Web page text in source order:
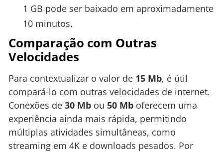
1 GB pode ser baixado em aproximadamente
10 minutos.
Comparação com Outras
Velocidades
Para contextualizar o valor de 15 Mb, é útil
compará-lo com outras velocidades de internet.
Conexões de 30 Mb ou 50 Mb oferecem uma
experiência ainda mais rápida, permitindo
múltiplas atividades simultâneas, como
streaming em 4K e downloads pesados. Por